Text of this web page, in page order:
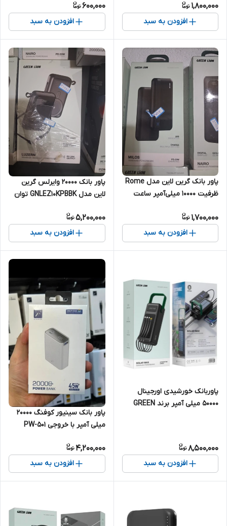
1,800,000
افزودن به سبد
600,000
افزودن به سبد
پاور بانک گرین لاین مدل Rome
ظرفیت 10000 میلی‌آمپر ساعت
1,700,000
افزودن به سبد
پاور بانک 20000 وایرلس گرین
لاین مدل GNLEZ10KPBBK توان
5,200,000
افزودن به سبد
پاوربانک خورشیدی اورجینال
50000 میلی آمپر برند GREEN
8,500,000
افزودن به سبد
پاور بانک سینیور کوفنگ 20000
میلی آمپر با خروجی PW-501
4,200,000
افزودن به سبد